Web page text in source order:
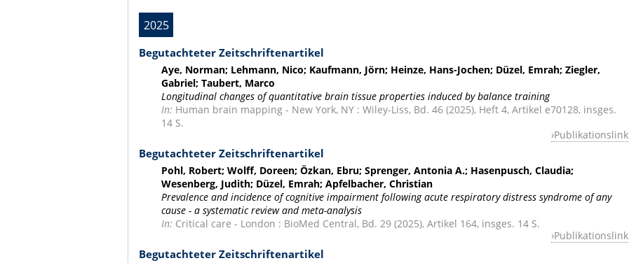
2025
Begutachteter Zeitschriftenartikel
Aye, Norman; Lehmann, Nico; Kaufmann, Jörn; Heinze, Hans-Jochen; Düzel, Emrah; Ziegler,
Gabriel; Taubert, Marco
Longitudinal changes of quantitative brain tissue properties induced by balance training
In: Human brain mapping - New York, NY : Wiley-Liss, Bd. 46 (2025), Heft 4, Artikel e70128, insges.
14 S.
Publikationslink
Begutachteter Zeitschriftenartikel
Pohl, Robert; Wolff, Doreen; Özkan, Ebru; Sprenger, Antonia A.; Hasenpusch, Claudia;
Wesenberg, Judith; Düzel, Emrah; Apfelbacher, Christian
Prevalence and incidence of cognitive impairment following acute respiratory distress syndrome of any
cause - a systematic review and meta-analysis
In: Critical care - London : BioMed Central, Bd. 29 (2025), Artikel 164, insges. 14 S.
Publikationslink
Begutachteter Zeitschriftenartikel